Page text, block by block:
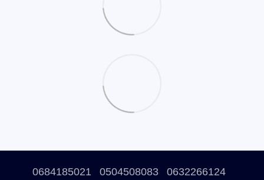
0684185021 0504508083 0632266124